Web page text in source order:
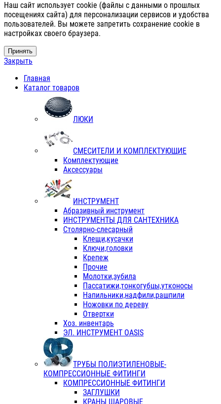
Наш сайт использует cookie (файлы с данными о прошлых
посещениях сайта) для персонализации сервисов и удобства
пользователей. Вы можете запретить сохранение cookie в
настройках своего браузера.
Принять
Закрыть
Главная
Каталог товаров
ЛЮКИ
СМЕСИТЕЛИ И КОМПЛЕКТУЮЩИЕ
Комплектующие
Аксессуары
ИНСТРУМЕНТ
Абразивный инструмент
ИНСТРУМЕНТЫ ДЛЯ САНТЕХНИКА
Столярно-слесарный
Клещи,кусачки
Ключи,головки
Крепеж
Прочие
Молотки,зубила
Пассатижи,тонкогубцы,утконосы
Напильники,надфили,рашпили
Ножовки по дереву
Отвертки
Хоз. инвентарь
ЭЛ. ИНСТРУМЕНТ OASIS
ТРУБЫ ПОЛИЭТИЛЕНОВЫЕ-
КОМПРЕССИОННЫЕ ФИТИНГИ
КОМПРЕССИОННЫЕ ФИТИНГИ
ЗАГЛУШКИ
КРАНЫ ШАРОВЫЕ